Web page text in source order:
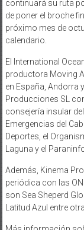
continuará su ruta
de poner el broche
próximo mes de
calendario.
El International
productora Moving
en España, Andorra
Producciones SL
consejería insular
Emergencias del
Deportes, el
Laguna y el
Además, Kinema
periódica con las
son Sea Sheperd
Latitud Azul entre